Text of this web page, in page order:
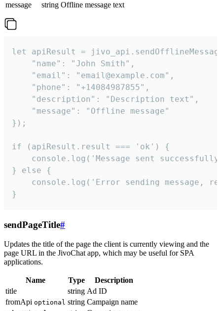
message
string Offline message text
let apiResult =
    "name": "John Smith",
    "email": "email@example.com",
    "phone": "+14084987855",
    "description": "Description text",
    "message": "Offline message"
});
if (apiResult.result === 'ok') {
console.log('Message sent
} else {
console.log('Error sending message,
}
sendPageTitle#
Updates the title of the page the client is currently viewing and the
page URL in the JivoChat app, which may be useful for SPA
applications.
Name Type
Description
title
string Ad ID
fromApi optional string Campaign name